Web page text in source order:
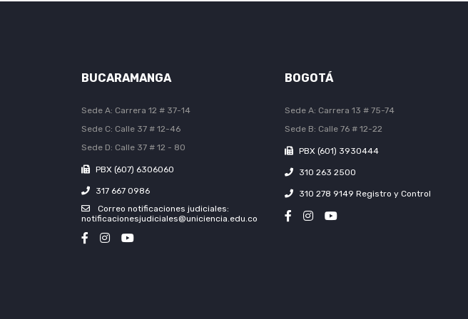
BUCARAMANGA
Sede A: Carrera 12 # 37-14
Sede C: Calle 37 # 12-46
Sede D: Calle 37 # 12 - 80
PBX (607) 6306060
317 667 0986
Correo notificaciones judiciales:
notificacionesjudiciales@uniciencia.edu.co
BOGOTÁ
Sede A: Carrera 13 # 75-74
Sede B: Calle 76 # 12-22
PBX (601) 3930444
310 263 2500
310 278 9149 Registro y Control